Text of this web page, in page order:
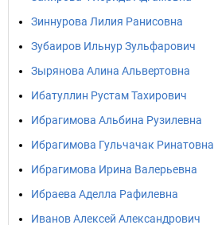
Зиннурова Лилия Ранисовна
Зубаиров Ильнур Зульфарович
Зырянова Алина Альвертовна
Ибатуллин Рустам Тахирович
Ибрагимова Альбина Рузилевна
Ибрагимова Гульчачак Ринатовна
Ибрагимова Ирина Валерьевна
Ибраева Аделла Рафилевна
Иванов Алексей Александрович